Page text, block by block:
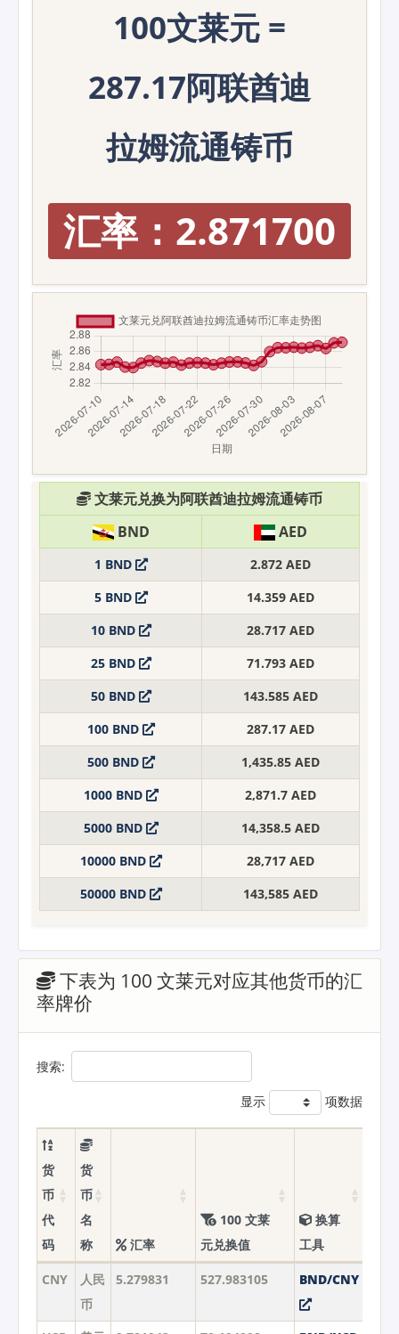
100文莱元 =
287.17阿联酋迪
拉姆流通铸币
汇率：2.871700
文莱元兑换为阿联酋迪拉姆流通铸币
BND
AED
1 BND
2.872 AED
5 BND
14.359 AED
10 BND
28.717 AED
25 BND
71.793 AED
50 BND
143.585 AED
100 BND
287.17 AED
500 BND
1,435.85 AED
1000 BND
2,871.7 AED
5000 BND
14,358.5 AED
10000 BND
28,717 AED
50000 BND
143,585 AED
下表为 100 文莱元对应其他货币的汇
率牌价
搜索:
显示 项数据
货
币
代
码
货
币
名
称
汇率
100 文莱
元兑换值
换算
工具
CNY
人民
币
5.279831 527.983105 BND/CNY